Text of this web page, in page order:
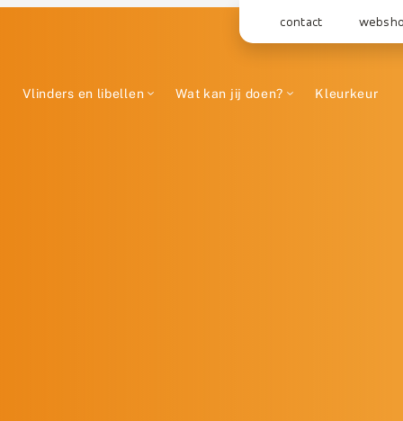
contact
Vlinders en libellen Wat kan jij doen? Kleurkeur